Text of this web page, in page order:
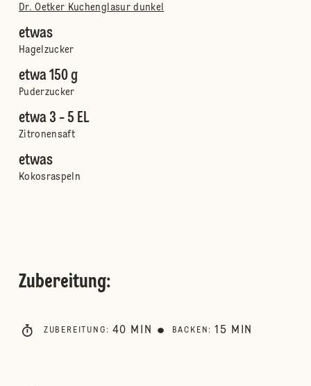
Dr. Oetker Kuchenglasur dunkel
etwas
Hagelzucker
etwa 150 g
Puderzucker
etwa 3 - 5 EL
Zitronensaft
etwas
Kokosraspeln
Zubereitung:
ZUBEREITUNG : 40 MIN BACKEN : 15 MIN